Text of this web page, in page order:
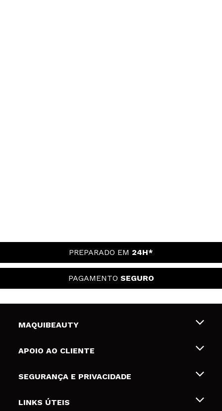
PREPARADO EM 24H*
PAGAMENTO SEGURO
MAQUIBEAUTY
Sobre nós
Gift Cards
APOIO AO CLIENTE
Envios e Devoluções
Formas de pagamento
SEGURANÇA E PRIVACIDADE
Termos e Privacidade
LINKS ÚTEIS